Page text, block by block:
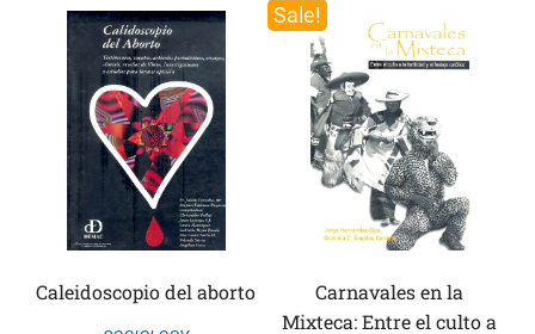
Caleidoscopio del aborto
Sale!
Carnavales en la
Mixteca: Entre el culto a